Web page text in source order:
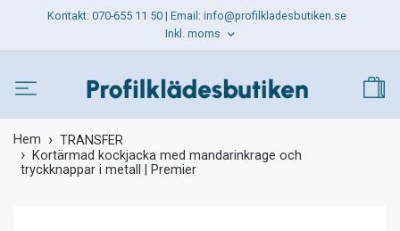
Kontakt: 070-655 11 50 | Email: info@profilkladesbutiken.se
Inkl. moms
Hem
TRANSFER
Kortärmad kockjacka med mandarinkrage och
tryckknappar i metall | Premier